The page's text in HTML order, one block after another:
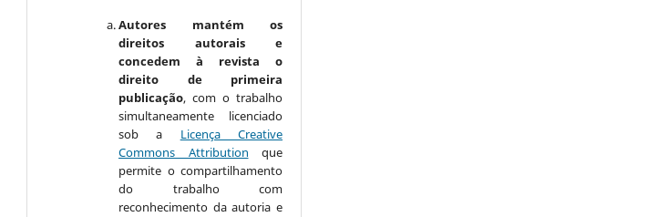
Autores mantém os
direitos autorais e
concedem à revista o
direito de primeira
publicação, com o trabalho
simultaneamente licenciado
sob a Licença Creative
Commons Attribution que
permite o compartilhamento
do trabalho com
reconhecimento da autoria e